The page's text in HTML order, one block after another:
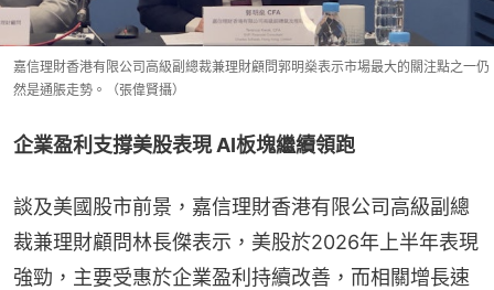
嘉信理財香港有限公司高級副總裁兼理財顧問郭明燊表示市場最大的關注點之一仍
然是通脹走勢。（張偉賢攝）
企業盈利支撐美股表現 AI板塊繼續領跑
談及美國股市前景，嘉信理財香港有限公司高級副總
裁兼理財顧問林長傑表示，美股於2026年上半年表現
強勁，主要受惠於企業盈利持續改善，而相關增長速